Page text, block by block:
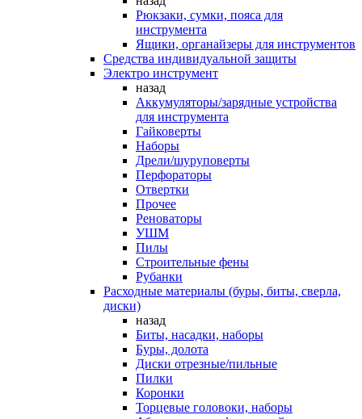
Рюкзаки, сумки, пояса для
инструмента
Ящики, органайзеры для инструментов
Средства индивидуальной защиты
Электро инструмент
назад
Аккумуляторы/зарядные устройства
для инструмента
Гайковерты
Наборы
Дрели/шуруповерты
Перфораторы
Отвертки
Прочее
Реноваторы
УШМ
Пилы
Строительные фены
Рубанки
Расходные материалы (буры, биты, сверла,
диски)
назад
Биты, насадки, наборы
Буры, долота
Диски отрезные/пильные
Пилки
Коронки
Торцевые головоки, наборы